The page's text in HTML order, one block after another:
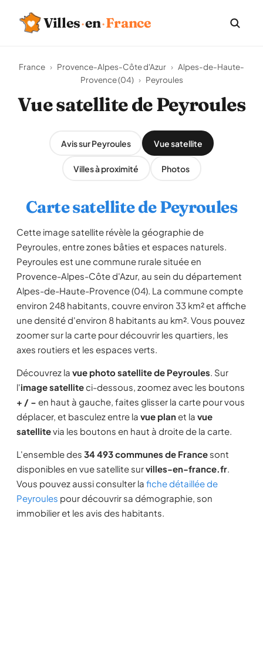
Villes·en·France
France › Provence-Alpes-Côte d'Azur › Alpes-de-Haute-
Provence (04) › Peyroules
Vue satellite de Peyroules
Avis sur Peyroules Vue satellite
Villes à proximité Photos
Carte satellite de Peyroules
Cette image satellite révèle la géographie de
Peyroules, entre zones bâties et espaces naturels.
Peyroules est une commune rurale située en
Provence-Alpes-Côte d'Azur, au sein du département
Alpes-de-Haute-Provence (04). La commune compte
environ 248 habitants, couvre environ 33 km² et affiche
une densité d'environ 8 habitants au km². Vous pouvez
zoomer sur la carte pour découvrir les quartiers, les
axes routiers et les espaces verts.
Découvrez la vue photo satellite de Peyroules. Sur
l'image satelliteci-dessous, zoomez avec les boutons
+ / − en haut à gauche, faites glisser la carte pour vous
déplacer, et basculez entre la vue planet la vue
satellitevia les boutons en haut à droite de la carte.
L'ensemble des 34 493 communes de France sont
disponibles en vue satellite survilles-en-france.fr.
Vous pouvez aussi consulter la fiche détaillée de
Peyroules pour découvrir sa démographie, son
immobilier et les avis des habitants.